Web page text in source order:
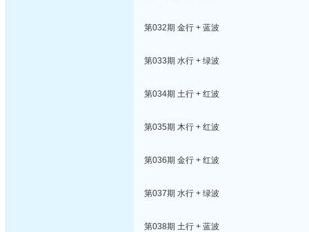
第032期 金行 + 蓝波
第033期 水行 + 绿波
第034期 土行 + 红波
第035期 木行 + 红波
第036期 金行 + 红波
第037期 水行 + 绿波
第038期 土行 + 蓝波